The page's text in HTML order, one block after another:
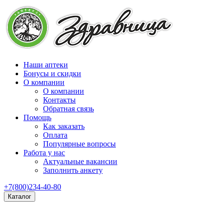
Наши аптеки
Бонусы и скидки
О компании
О компании
Контакты
Обратная связь
Помощь
Как заказать
Оплата
Популярные вопросы
Работа у нас
Актуальные вакансии
Заполнить анкету
+7(800)234-40-80
Каталог